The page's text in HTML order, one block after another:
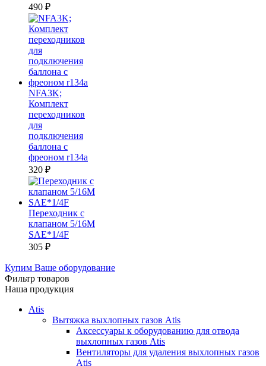
490 ₽
NFA3K;
Комплект
переходников
для
подключения
баллона с
фреоном r134a
320 ₽
Переходник с
клапаном 5/16M
SAE*1/4F
305 ₽
Купим Ваше оборудование
Фильтр товаров
Наша продукция
Atis
Вытяжка выхлопных газов Atis
Аксессуары к оборудованию для отвода
выхлопных газов Atis
Вентиляторы для удаления выхлопных газов
Atis